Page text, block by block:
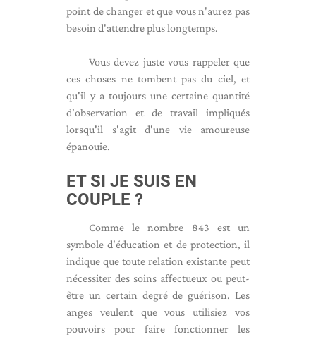
point de changer et que vous n'aurez pas
besoin d'attendre plus longtemps.
Vous devez juste vous rappeler que
ces choses ne tombent pas du ciel, et
qu'il y a toujours une certaine quantité
d'observation et de travail impliqués
lorsqu'il s'agit d'une vie amoureuse
épanouie.
ET SI JE SUIS EN
COUPLE ?
Comme le nombre 843 est un
symbole d'éducation et de protection, il
indique que toute relation existante peut
nécessiter des soins affectueux ou peut-
être un certain degré de guérison. Les
anges veulent que vous utilisiez vos
pouvoirs pour faire fonctionner les